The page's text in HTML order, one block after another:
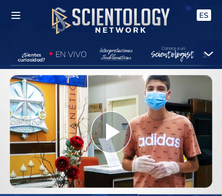
ES
¿Sientes
curiosidad?
EN VIVO
Play
Video